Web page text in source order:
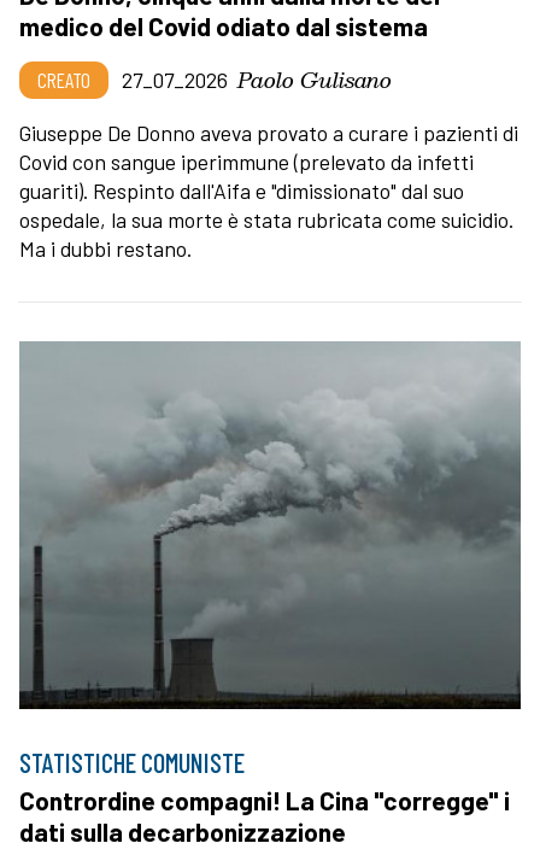
medico del Covid odiato dal sistema
CREATO 27_07_2026 Paolo Gulisano
Giuseppe De Donno aveva provato a curare i pazienti di
Covid con sangue iperimmune (prelevato da infetti
guariti). Respinto dall'Aifa e "dimissionato" dal suo
ospedale, la sua morte è stata rubricata come suicidio.
Ma i dubbi restano.
STATISTICHE COMUNISTE
Contrordine compagni! La Cina "corregge" i
dati sulla decarbonizzazione